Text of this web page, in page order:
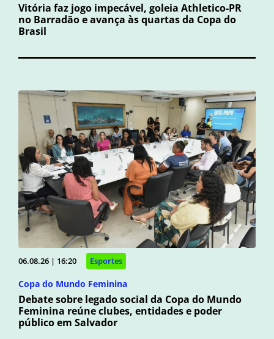
Vitória faz jogo impecável, goleia Athletico-PR
no Barradão e avança às quartas da Copa do
Brasil
06.08.26 | 16:20 Esportes
Copa do Mundo Feminina
Debate sobre legado social da Copa do Mundo
Feminina reúne clubes, entidades e poder
público em Salvador